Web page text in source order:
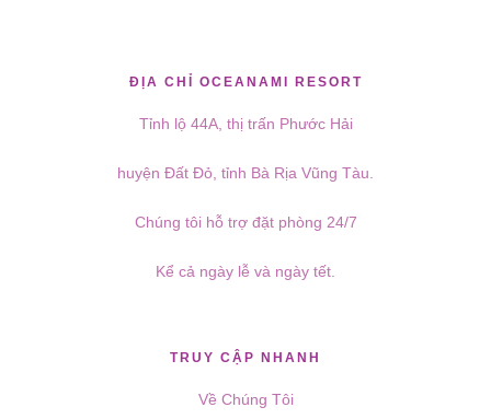
ĐỊA CHỈ OCEANAMI RESORT
Tỉnh lộ 44A, thị trấn Phước Hải
huyện Đất Đỏ, tỉnh Bà Rịa Vũng Tàu.
Chúng tôi hỗ trợ đặt phòng 24/7
Kể cả ngày lễ và ngày tết.
TRUY CẬP NHANH
Về Chúng Tôi